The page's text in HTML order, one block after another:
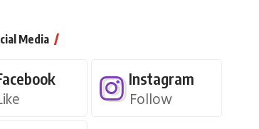
Media
Instagram
Follow